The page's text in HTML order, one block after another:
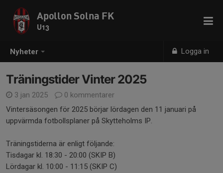
Nyheter Logga in
Apollon Solna FK
U13
Träningstider Vinter 2025
3 jan 2025
0 kommentarer
Vintersäsongen för 2025 börjar lördagen den 11 januari på
uppvärmda fotbollsplaner på Skytteholms IP.
Träningstiderna är enligt följande:
Tisdagar kl. 18:30 - 20:00 (SKIP B)
Lördagar kl. 10:00 - 11:15 (SKIP C)